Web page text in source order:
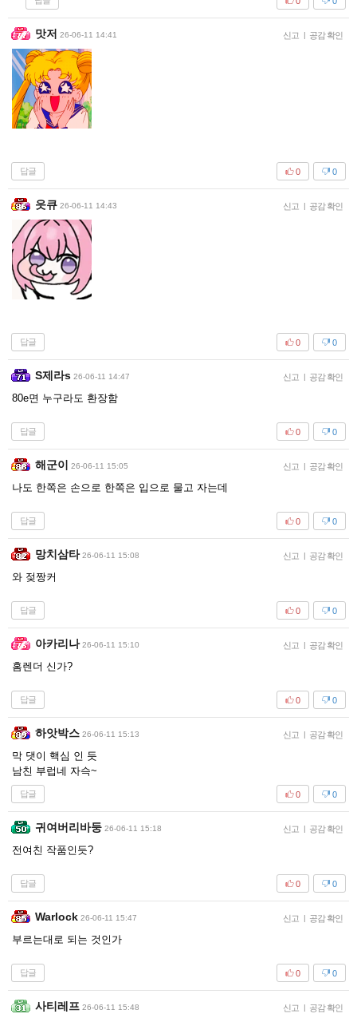
맛저 26-06-11 14:41 신고 | 공감 확인
답글 0
0
읏큐 26-06-11 14:43 신고 | 공감 확인
답글 0
0
S제라s 26-06-11 14:47 신고 | 공감 확인
80e면 누구라도 환장함
답글 0
0
해군이 26-06-11 15:05 신고 | 공감 확인
나도 한쪽은 손으로 한쪽은 입으로 물고 자는데
답글 0
0
망치삼타 26-06-11 15:08 신고 | 공감 확인
와 젖짱커
답글 0
0
아카리나 26-06-11 15:10 신고 | 공감 확인
홈렌더 신가?
답글 0
0
하앗박스 26-06-11 15:13 신고 | 공감 확인
막 댓이 핵심 인 듯
남친 부럽네 자슥~
답글 0
0
귀여버리바둥 26-06-11 15:18 신고 | 공감 확인
전여친 작품인듯?
답글 0
0
Warlock 26-06-11 15:47 신고 | 공감 확인
부르는대로 되는 것인가
답글 0
0
사티레프 26-06-11 15:48 신고 | 공감 확인